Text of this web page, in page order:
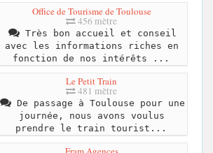
Office de Tourisme de Toulouse
456 mètre
Très bon accueil et conseil
avec les informations riches en
fonction de nos intérêts ...
Le Petit Train
481 mètre
De passage à Toulouse pour une
journée, nous avons voulus
prendre le train tourist...